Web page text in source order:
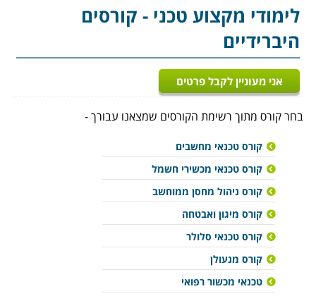
לימודי מקצוע טכני - קורסים
היברידיים
אני מעוניין לקבל פרטים
בחר קורס מתוך רשימת הקורסים שמצאנו עבורך -
קורס טכנאי מחשבים
קורס טכנאי מכשירי חשמל
קורס ניהול מחסן ממוחשב
קורס מיגון ואבטחה
קורס טכנאי סלולר
קורס מנעולן
טכנאי מכשור רפואי